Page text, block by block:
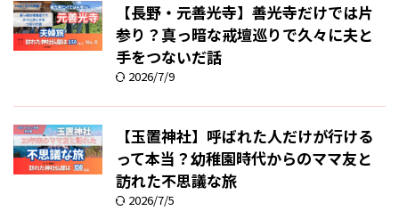
【長野・元善光寺】善光寺だけでは片
参り？真っ暗な戒壇巡りで久々に夫と
手をつないだ話
2026/7/9
【玉置神社】呼ばれた人だけが行ける
って本当？幼稚園時代からのママ友と
訪れた不思議な旅
2026/7/5